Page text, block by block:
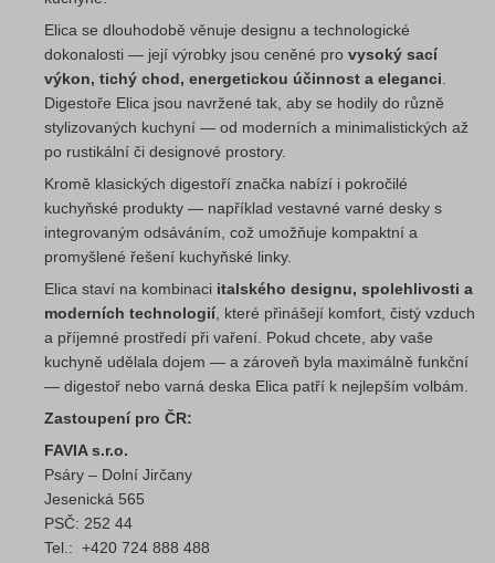
Elica se dlouhodobě věnuje designu a technologické
dokonalosti — její výrobky jsou ceněné pro vysoký sací
výkon, tichý chod, energetickou účinnost a eleganci
Digestoře Elica jsou navržené tak, aby se hodily do různě
stylizovaných kuchyní — od moderních a minimalistických až
po rustikální či designové prostory.
Kromě klasických digestoří značka nabízí i pokročilé
kuchyňské produkty — například vestavné varné desky s
integrovaným odsáváním, což umožňuje kompaktní a
promyšlené řešení kuchyňské linky.
Elica staví na kombinaci italského designu, spolehlivosti a
moderních technologií , které přinášejí komfort, čistý vzduch
a příjemné prostředí při vaření. Pokud chcete, aby vaše
kuchyně udělala dojem — a zároveň byla maximálně funkční
— digestoř nebo varná deska Elica patří k nejlepším volbám.
Zastoupení pro ČR:
FAVIA s.r.o.
Psáry – Dolní Jirčany
Jesenická 565
PSČ: 252 44
Tel.: +420 724 888 488